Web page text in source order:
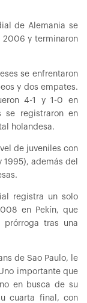
de Alemania se
2006 y terminaron
se enfrentaron
y dos empates.
4-1 y 1-0 en
se registraron en
holandesa.
de juveniles con
además del
registra un solo
en Pekín, que
tras una
de Sao Paulo, le
importante que
en busca de su
cuarta final, con